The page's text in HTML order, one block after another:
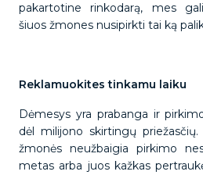
pakartotine rinkodarą, mes
šiuos žmones nusipirkti tai ką
Reklamuokites tinkamu laiku
Dėmesys yra prabanga ir
dėl milijono skirtingų
žmonės neužbaigia pirkimo
metas arba juos kažkas